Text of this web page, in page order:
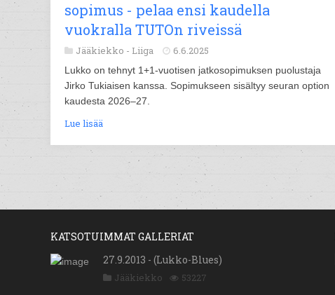
sopimus - pelaa ensi kaudella
vuokralla TUTOn riveissä
Jääkiekko - Liiga 6.6.2025
Lukko on tehnyt 1+1-vuotisen jatkosopimuksen puolustaja
Jirko Tukiaisen kanssa. Sopimukseen sisältyy seuran option
kaudesta 2026–27.
Lue lisää
KATSOTUIMMAT GALLERIAT
27.9.2013 - (Lukko-Blues)
Jääkiekko 53227